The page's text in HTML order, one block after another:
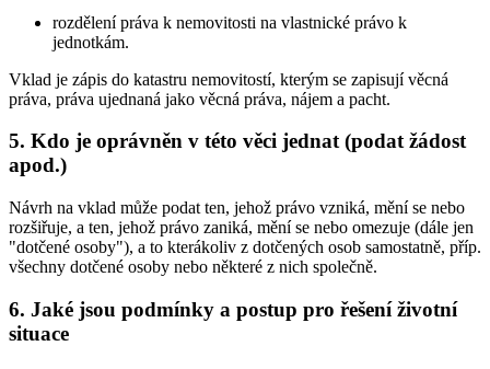
rozdělení práva k nemovitosti na vlastnické právo k
jednotkám.
Vklad je zápis do katastru nemovitostí, kterým se zapisují věcná
práva, práva ujednaná jako věcná práva, nájem a pacht.
5. Kdo je oprávněn v této věci jednat (podat žádost
apod.)
Návrh na vklad může podat ten, jehož právo vzniká, mění se nebo
rozšiřuje, a ten, jehož právo zaniká, mění se nebo omezuje (dále jen
"dotčené osoby"), a to kterákoliv z dotčených osob samostatně, příp.
všechny dotčené osoby nebo některé z nich společně.
6. Jaké jsou podmínky a postup pro řešení životní
situace